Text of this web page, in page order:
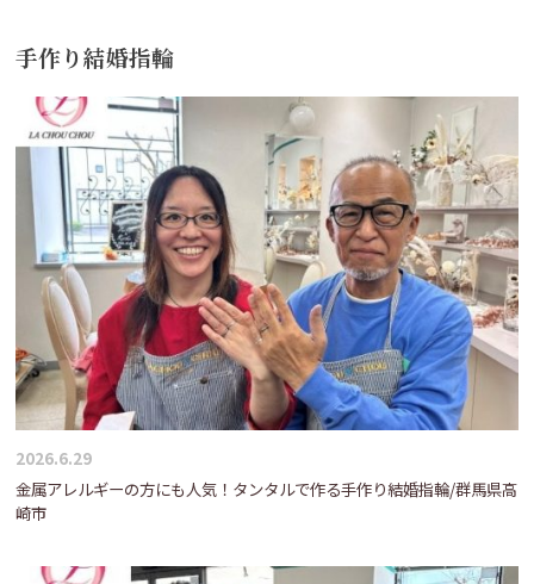
手作り結婚指輪
2026.6.29
金属アレルギーの方にも人気！タンタルで作る手作り結婚指輪/群馬県高
崎市